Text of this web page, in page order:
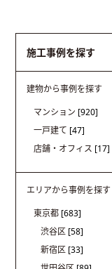
施工事例を探す
建物から事例を探す
マンション [920]
一戸建て [47]
店舗・オフィス [17]
エリアから事例を探す
東京都 [683]
渋谷区 [58]
新宿区 [33]